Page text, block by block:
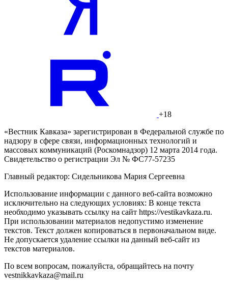
+18
«Вестник Кавказа» зарегистрирован в Федеральной службе по
надзору в сфере связи, информационных технологий и
массовых коммуникаций (Роскомнадзор) 12 марта 2014 года.
Свидетельство о регистрации Эл № ФС77-57235
Главный редактор: Сидельникова Мария Сергеевна
Использование информации с данного веб-сайта возможно
исключительно на следующих условиях: В конце текста
необходимо указывать ссылку на сайт https://vestikavkaza.ru.
При использовании материалов недопустимо изменение
текстов. Текст должен копироваться в первоначальном виде.
Не допускается удаление ссылки на данный веб-сайт из
текстов материалов.
По всем вопросам, пожалуйста, обращайтесь на почту
vestnikkavkaza@mail.ru